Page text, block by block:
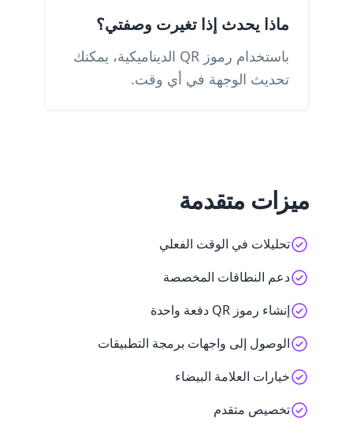
ماذا يحدث إذا تغيرت وصفتي؟
باستخدام رموز QR الديناميكية، يمكنك
تحديث الوجهة في أي وقت.
ميزات متقدمة
تحليلات في الوقت الفعلي
دعم النطاقات المخصصة
إنشاء رموز QR دفعة واحدة
الوصول إلى واجهات برمجة التطبيقات
خيارات العلامة البيضاء
تخصيص متقدم